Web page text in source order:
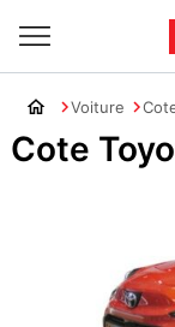
Voiture
Cote